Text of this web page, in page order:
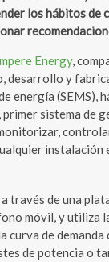
los hábitos de
Energy,
desarrollo y
energía (SEMS),
primer sistema de
instalación
través de una
móvil, y utiliza
curva de demanda
de potencia o